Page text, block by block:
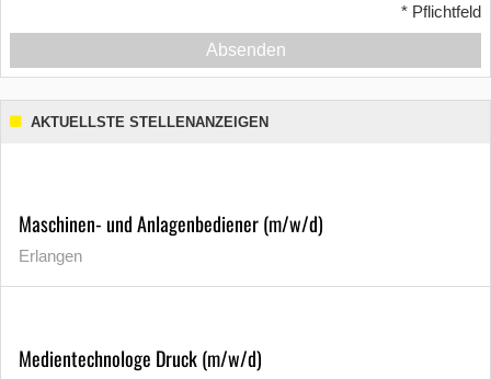
* Pflichtfeld
Absenden
AKTUELLSTE STELLENANZEIGEN
Maschinen- und Anlagenbediener (m/w/d)
Erlangen
Medientechnologe Druck (m/w/d)